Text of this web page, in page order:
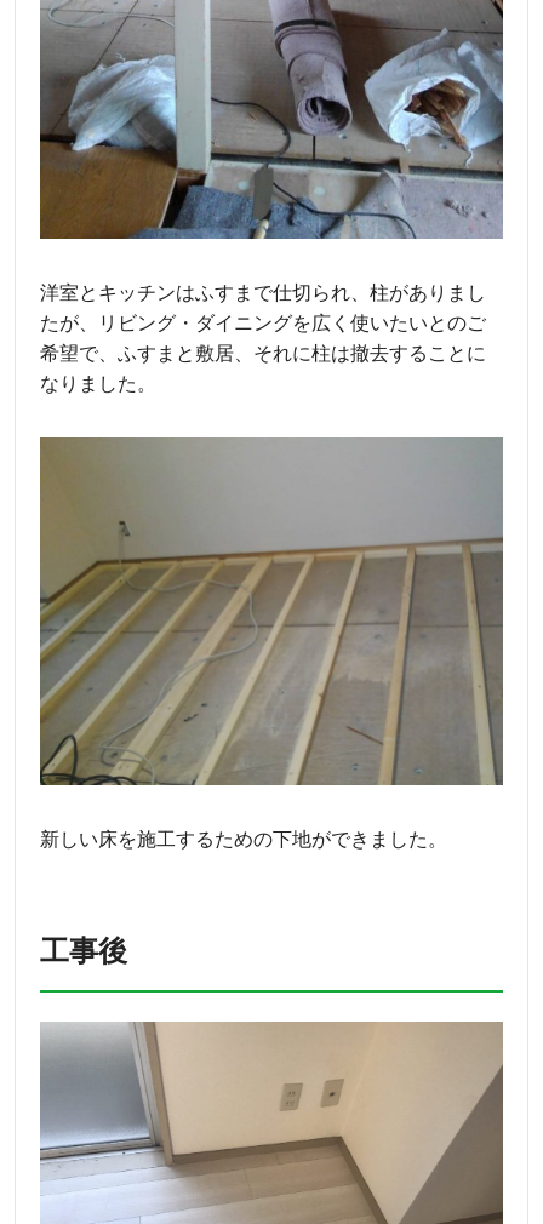
洋室とキッチンはふすまで仕切られ、柱がありまし
たが、リビング・ダイニングを広く使いたいとのご
希望で、ふすまと敷居、それに柱は撤去することに
なりました。
新しい床を施工するための下地ができました。
工事後